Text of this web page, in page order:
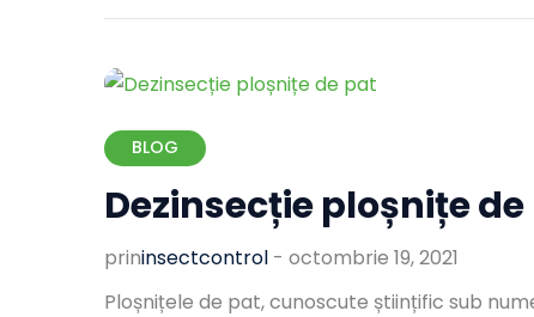
BLOG
Dezinsecție ploșnițe
prinInsectcontrol - octombrie 19, 2021
Ploșnițele de pat, cunoscute științific sub